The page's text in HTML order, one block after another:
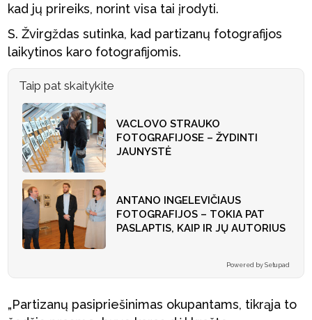
kad jų prireiks, norint visa tai įrodyti.
S. Žvirgždas sutinka, kad partizanų fotografijos
laikytinos karo fotografijomis.
Taip pat skaitykite
VACLOVO STRAUKO
FOTOGRAFIJOSE – ŽYDINTI
JAUNYSTĖ
ANTANO INGELEVIČIAUS
FOTOGRAFIJOS – TOKIA PAT
PASLAPTIS, KAIP IR JŲ AUTORIUS
Powered by Setupad
„Partizanų pasipriešinimas okupantams, tikrąja to